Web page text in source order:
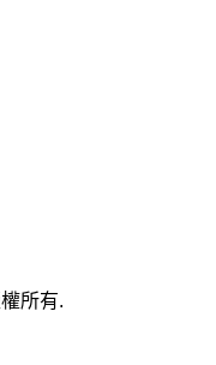
所有.